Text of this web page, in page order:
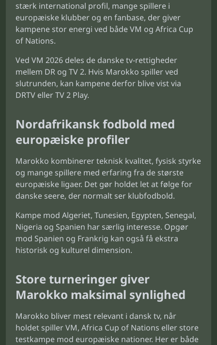
stærk international profil, mange spillere i
europæiske klubber og en fanbase, der giver
kampene stor energi ved både VM og Africa Cup
of Nations.
Ved VM 2026 deles de danske tv-rettigheder
mellem DR og TV 2. Hvis Marokko spiller ved
slutrunden, kan kampene derfor blive vist via
DRTV eller TV 2 Play.
Nordafrikansk fodbold med
europæiske profiler
Marokko kombinerer teknisk kvalitet, fysisk styrke
og mange spillere med erfaring fra de største
europæiske ligaer. Det gør holdet let at følge for
danske seere, der normalt ser klubfodbold.
Kampe mod Algeriet, Tunesien, Egypten, Senegal,
Nigeria og Spanien har særlig interesse. Opgør
mod Spanien og Frankrig kan også få ekstra
historisk og kulturel dimension.
Store turneringer giver
Marokko maksimal synlighed
Marokko bliver mest relevant i dansk tv, når
holdet spiller VM, Africa Cup of Nations eller store
testkampe mod europæiske nationer. Her er både